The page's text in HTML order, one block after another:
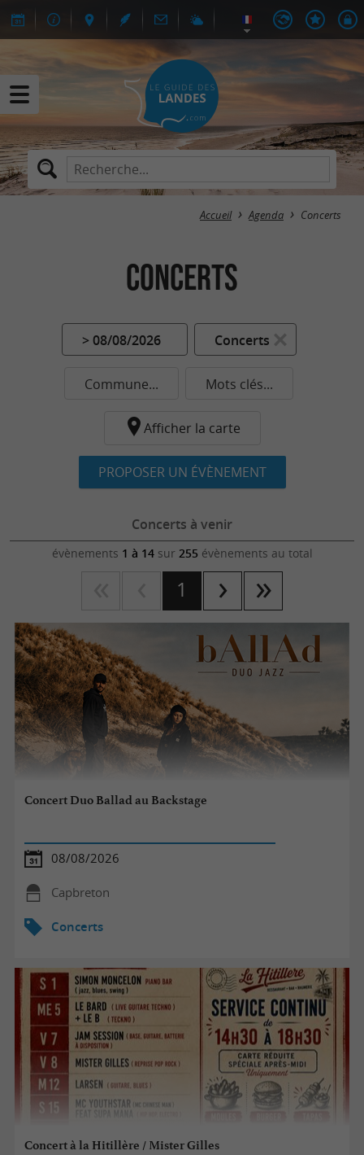
Accueil Agenda Concerts
Concerts
> 08/08/2026 Concerts
Commune... Mots clés...
Afficher la carte
PROPOSER UN ÉVÈNEMENT
Concerts à venir
évènements 1 à 14sur 255 évènements au total
1
Concert Duo Ballad au Backstage
08/08/2026
Capbreton
Concerts
Concert à la Hitillère / Mister Gilles